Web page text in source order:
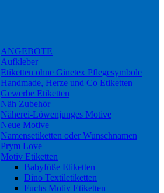
ANGEBOTE
Aufkleber
Etiketten ohne Ginetex Pflegesymbole
Handmade, Herze und Co Etiketten
Gewerbe Etiketten
Näh Zubehör
Näherei-Löwenjunges Motive
Neue Motive
Namensetiketten oder Wunschnamen
Prym Love
Motiv Etiketten
Babyfüße Etiketten
Dino Textiletiketten
Fuchs Motiv Etiketten